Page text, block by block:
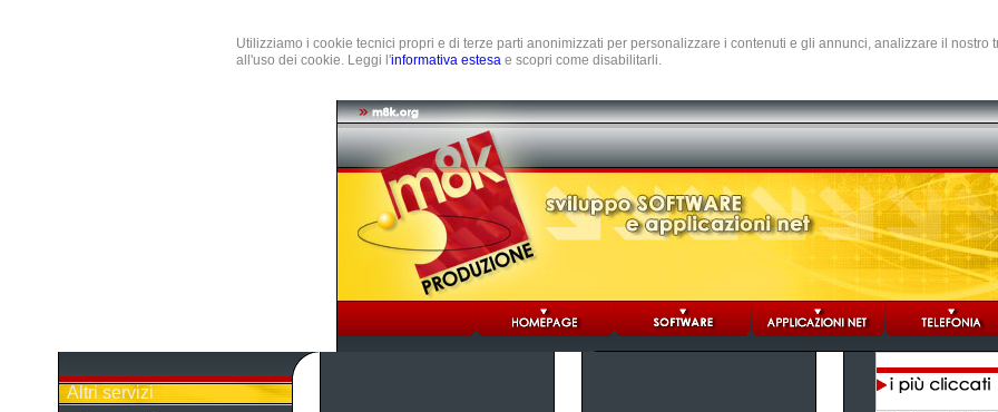
Utilizziamo i cookie tecnici propri e di terze parti anonimizzati per personalizzare i contenuti e gli annunci, analizzare il nostro
all'uso dei cookie. Leggi l'informativa estesa e scopri come disabilitarli.
Altri servizi